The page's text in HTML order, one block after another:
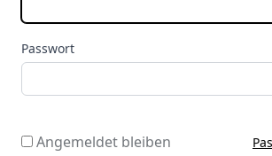
Passwort
Angemeldet bleiben